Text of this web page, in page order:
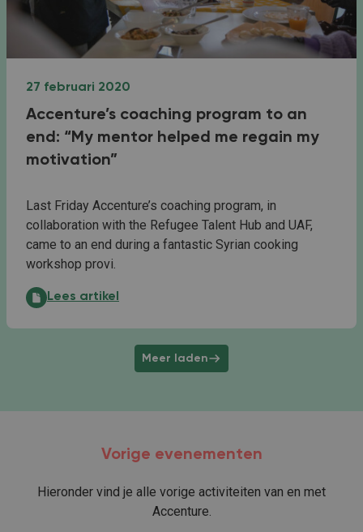
27 februari 2020
Accenture’s coaching program to an
end: “My mentor helped me regain my
motivation”
Last Friday Accenture’s coaching program, in
collaboration with the Refugee Talent Hub and UAF,
came to an end during a fantastic Syrian cooking
workshop provi.
Accenture’s coaching program to an end: “My
Lees artikel
Meer laden
Vorige evenementen
Hieronder vind je alle vorige activiteiten van en met
Accenture.